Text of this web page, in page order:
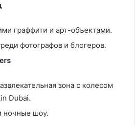
граффити и арт-объектами.
фотографов и блогеров.
зона с колесом
Dubai.
ночные шоу.